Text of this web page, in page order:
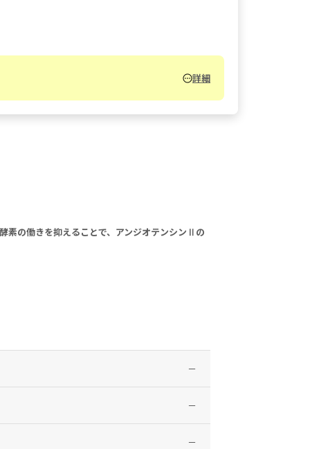
詳細
素の働きを抑えることで、アンジオテンシンⅡの